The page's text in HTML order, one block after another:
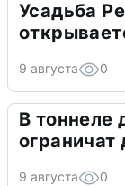
Усадьба
9 августа 0
В тоннеле
ограничат
9 августа 0